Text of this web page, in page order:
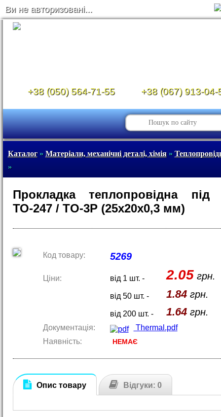
Ви не авторизовані...
+38 (050) 564-71-55 +38 (067) 913-04-
Каталог» Матеріали, механічні деталі, хімія»
»
Прокладка теплопровідна під
ТО-247 / TO-3P (25х20х0,3 мм)
Код товару: 5269
Ціни: від 1 шт. - 2.05 грн.
від 50 шт. - 1.84грн.
від 200 шт. - 1.64грн.
Документація:
Thermal.pdf
Наявність:
НЕМАЄ
Опис товару Відгуки: 0